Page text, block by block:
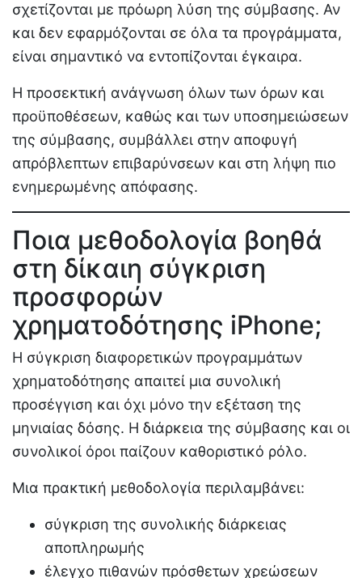
σχετίζονται με πρόωρη λύση της σύμβασης. Αν
και δεν εφαρμόζονται σε όλα τα προγράμματα,
είναι σημαντικό να εντοπίζονται έγκαιρα.
Η προσεκτική ανάγνωση όλων των όρων και
προϋποθέσεων, καθώς και των υποσημειώσεων
της σύμβασης, συμβάλλει στην αποφυγή
απρόβλεπτων επιβαρύνσεων και στη λήψη πιο
ενημερωμένης απόφασης.
Ποια μεθοδολογία βοηθά
στη δίκαιη σύγκριση
προσφορών
χρηματοδότησης iPhone;
Η σύγκριση διαφορετικών προγραμμάτων
χρηματοδότησης απαιτεί μια συνολική
προσέγγιση και όχι μόνο την εξέταση της
μηνιαίας δόσης. Η διάρκεια της σύμβασης και οι
συνολικοί όροι παίζουν καθοριστικό ρόλο.
Μια πρακτική μεθοδολογία περιλαμβάνει:
σύγκριση της συνολικής διάρκειας
αποπληρωμής
έλεγχο πιθανών πρόσθετων χρεώσεων